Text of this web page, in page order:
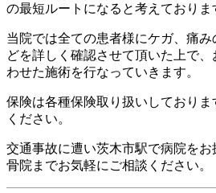
の最短ルートになると考えておりま
当院では全ての患者様にケガ、痛
どを詳しく確認させて頂いた上で
わせた施術を行なっていきます。
保険は各種保険取り扱いしており
ください。
交通事故に遭い茨木市駅で病院を
骨院までお気軽にご相談ください。